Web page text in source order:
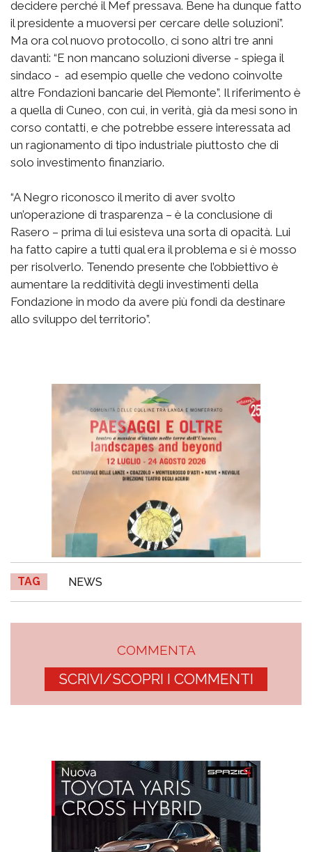
decidere perché il Mef pressava. Bene ha dunque fatto
il presidente a muoversi per cercare delle soluzioni”.
Ma ora col nuovo protocollo, ci sono altri tre anni
davanti: “E non mancano soluzioni diverse - spiega il
sindaco - ad esempio quelle che vedono coinvolte
altre Fondazioni bancarie del Piemonte”. Il riferimento è
a quella di Cuneo, con cui, in verità, già da mesi sono in
corso contatti, e che potrebbe essere interessata ad
un ragionamento di tipo industriale piuttosto che di
solo investimento finanziario.
“A Negro riconosco il merito di aver svolto
un’operazione di trasparenza – è la conclusione di
Rasero – prima di lui esisteva una sorta di opacità. Lui
ha fatto capire a tutti qual era il problema e si è mosso
per risolverlo. Tenendo presente che l’obbiettivo è
aumentare la redditività degli investimenti della
Fondazione in modo da avere più fondi da destinare
allo sviluppo del territorio”.
TAG NEWS
COMMENTA
SCRIVI/SCOPRI I COMMENTI